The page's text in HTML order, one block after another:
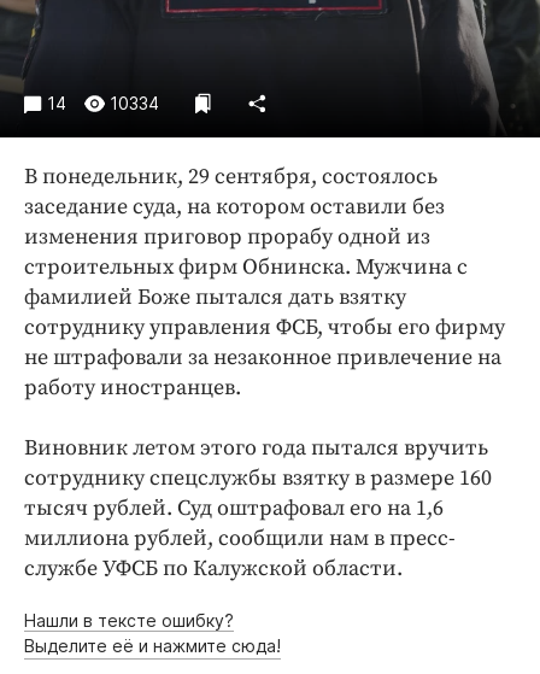
Издания
Интересное чтиво
Клиника года
Бренд года
Работодатель года
14 10334
В понедельник, 29 сентября, состоялось
заседание суда, на котором оставили без
изменения приговор прорабу одной из
строительных фирм Обнинска. Мужчина с
фамилией Боже пытался дать взятку
сотруднику управления ФСБ, чтобы его фирму
не штрафовали за незаконное привлечение на
работу иностранцев.
Виновник летом этого года пытался вручить
сотруднику спецслужбы взятку в размере 160
тысяч рублей. Суд оштрафовал его на 1,6
миллиона рублей, сообщили нам в пресс-
службе УФСБ по Калужской области.
Нашли в тексте ошибку?
Выделите её и нажмите сюда!